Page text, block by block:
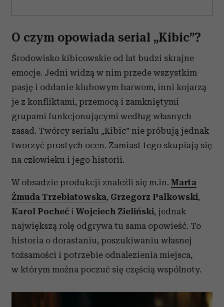
O czym opowiada serial „Kibic”?
Środowisko kibicowskie od lat budzi skrajne
emocje. Jedni widzą w nim przede wszystkim
pasję i oddanie klubowym barwom, inni kojarzą
je z konfliktami, przemocą i zamkniętymi
grupami funkcjonującymi według własnych
zasad. Twórcy serialu „Kibic” nie próbują jednak
tworzyć prostych ocen. Zamiast tego skupiają się
na człowieku i jego historii.
W obsadzie produkcji znaleźli się m.in. Marta
Żmuda Trzebiatowska, Grzegorz Palkowski,
Karol Pocheć i Wojciech Zieliński, jednak
największą rolę odgrywa tu sama opowieść. To
historia o dorastaniu, poszukiwaniu własnej
tożsamości i potrzebie odnalezienia miejsca,
w którym można poczuć się częścią wspólnoty.